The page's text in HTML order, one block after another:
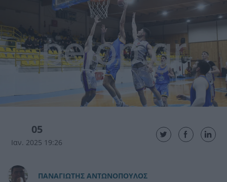
05
Ιαν. 2025 19:26
ΠAΝΑΓΙΩΤΗΣ ΑΝΤΩΝΟΠΟΥΛΟΣ